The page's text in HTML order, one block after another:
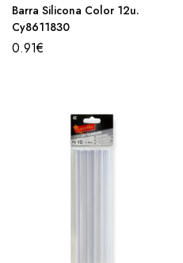
Barra Silicona Color 12u.
Cy8611830
0.91€